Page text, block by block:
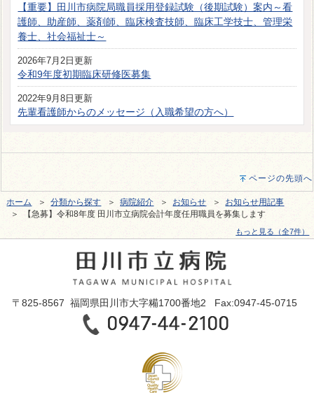
【重要】田川市病院局職員採用登録試験（後期試験）案内～看
護師、助産師、薬剤師、臨床検査技師、臨床工学技士、管理栄
養士、社会福祉士～
2026年7月2日更新
令和9年度初期臨床研修医募集
2022年9月8日更新
先輩看護師からのメッセージ（入職希望の方へ）
ページの先頭へ
ホーム ＞分類から探す ＞病院紹介 ＞ お知らせ ＞ お知らせ用記事
＞ 【急募】令和8年度 田川市立病院会計年度任用職員を募集します
もっと見る（全7件）
〒825-8567 福岡県田川市大字糒1700番地2 Fax:0947-45-0715